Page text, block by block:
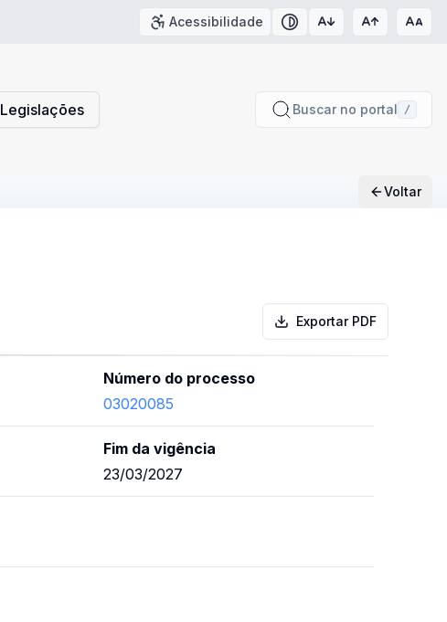
Acessibilidade Contraste
Legislações Buscar no portal /
Voltar
Exportar PDF
Número do processo
03020085
Fim da vigência
23/03/2027